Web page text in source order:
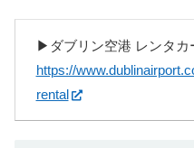
▶︎ダブリン空港 レンタカ
https://
rental